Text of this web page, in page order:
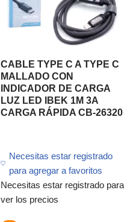
CABLE TYPE C A TYPE C
MALLADO CON
INDICADOR DE CARGA
LUZ LED IBEK 1M 3A
CARGA RÁPIDA CB-26320
Necesitas estar registrado
para agregar a favoritos
Necesitas estar registrado para
ver los precios